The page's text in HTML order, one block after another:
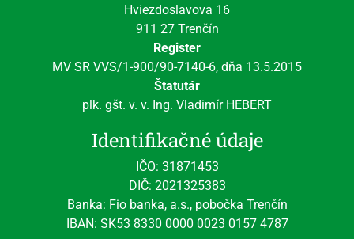
Hviezdoslavova 16
911 27 Trenčín
Register
MV SR VVS/1-900/90-7140-6, dňa 13.5.2015
Štatutár
plk. gšt. v. v. Ing. Vladimír HEBERT
Identifikačné údaje
IČO: 31871453
DIČ: 2021325383
Banka: Fio banka, a.s., pobočka Trenčín
IBAN: SK53 8330 0000 0023 0157 4787